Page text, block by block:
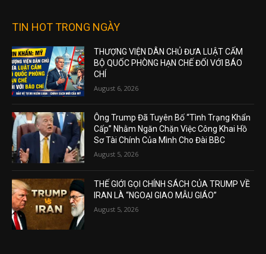
TIN HOT TRONG NGÀY
THƯỢNG VIỆN DÂN CHỦ ĐƯA LUẬT CẤM
BỘ QUỐC PHÒNG HẠN CHẾ ĐỐI VỚI BÁO
CHÍ
August 6, 2026
Ông Trump Đã Tuyên Bố “Tình Trạng Khẩn
Cấp” Nhằm Ngăn Chặn Việc Công Khai Hồ
Sơ Tài Chính Của Mình Cho Đài BBC
August 5, 2026
THẾ GIỚI GỌI CHÍNH SÁCH CỦA TRUMP VỀ
IRAN LÀ “NGOẠI GIAO MẪU GIÁO”
August 5, 2026